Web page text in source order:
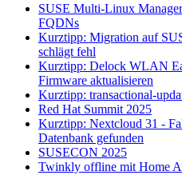
SUSE Multi-Linux
FQDNs
Kurztipp: Migration auf
schlägt fehl
Kurztipp: Delock WLAN
Firmware aktualisieren
Kurztipp: transactional-
Red Hat Summit 2025
Kurztipp: Nextcloud 31 -
Datenbank gefunden
SUSECON 2025
Twinkly offline mit Home